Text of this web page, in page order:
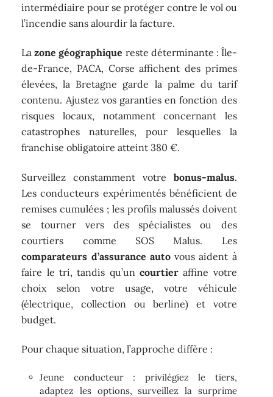
intermédiaire pour se protéger contre le vol ou
l’incendie sans alourdir la facture.
Lazone géographique reste déterminante : Île-
de-France, PACA, Corse affichent des primes
élevées, la Bretagne garde la palme du tarif
contenu. Ajustez vos garanties en fonction des
risques locaux, notamment concernant les
catastrophes naturelles, pour lesquelles la
franchise obligatoire atteint 380 €.
Surveillez constamment votre bonus-malus.
Les conducteurs expérimentés bénéficient de
remises cumulées ; les profils malussés doivent
se tourner vers des spécialistes ou des
courtiers comme SOS Malus. Les
comparateurs d’assurance autovous aident à
faire le tri, tandis qu’un courtier affine votre
choix selon votre usage, votre véhicule
(électrique, collection ou berline) et votre
budget.
Pour chaque situation, l’approche diffère :
Jeune conducteur : privilégiez le tiers,
adaptez les options, surveillez la surprime